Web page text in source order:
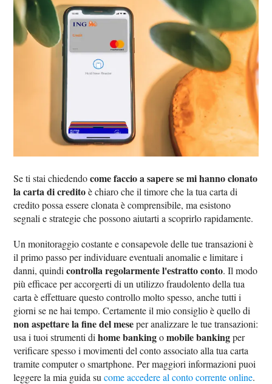
Se ti stai chiedendocome faccio a sapere se mi hanno clonato
la carta di creditoè chiaro che il timore che la tua carta di
credito possa essere clonata è comprensibile, ma esistono
segnali e strategie che possono aiutarti a scoprirlo rapidamente.
Un monitoraggio costante e consapevole delle tue transazioni è
il primo passo per individuare eventuali anomalie e limitare i
danni, quindicontrolla regolarmente l'estratto conto. Il modo
più efficace per accorgerti di un utilizzo fraudolento della tua
carta è effettuare questo controllo molto spesso, anche tutti i
giorni se ne hai tempo. Certamente il mio consiglio è quello di
non aspettare la fine del meseper analizzare le tue transazioni:
usa i tuoi strumenti dihome bankingomobile bankingper
verificare spesso i movimenti del conto associato alla tua carta
tramite computer o smartphone. Per maggiori informazioni puoi
leggere la mia guida sucome accedere al conto corrente online.